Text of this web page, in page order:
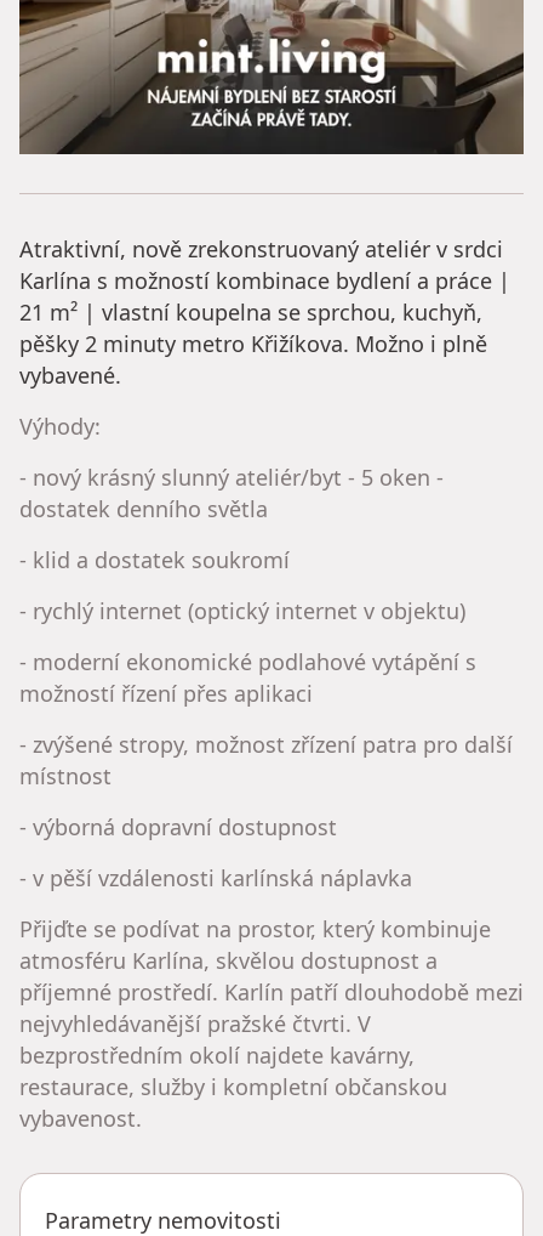
Atraktivní, nově zrekonstruovaný ateliér v srdci
Karlína s možností kombinace bydlení a práce |
21 m² | vlastní koupelna se sprchou, kuchyň,
pěšky 2 minuty metro Křižíkova. Možno i plně
vybavené.
Výhody:
- nový krásný slunný ateliér/byt - 5 oken -
dostatek denního světla
- klid a dostatek soukromí
- rychlý internet (optický internet v objektu)
- moderní ekonomické podlahové vytápění s
možností řízení přes aplikaci
- zvýšené stropy, možnost zřízení patra pro další
místnost
- výborná dopravní dostupnost
- v pěší vzdálenosti karlínská náplavka
Přijďte se podívat na prostor, který kombinuje
atmosféru Karlína, skvělou dostupnost a
příjemné prostředí. Karlín patří dlouhodobě mezi
nejvyhledávanější pražské čtvrti. V
bezprostředním okolí najdete kavárny,
restaurace, služby i kompletní občanskou
vybavenost.
Parametry nemovitosti